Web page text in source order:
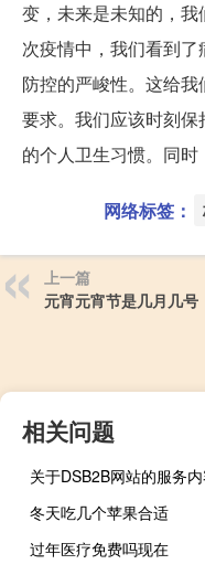
变，未来是未知的，
次疫情中，我们看到
防控的严峻性。这给
要求。我们应该时刻
的个人卫生习惯。同时
网络标签：
上一篇
元宵元宵节是几月几号
相关问题
关于DSB2B网站的服务
冬天吃几个苹果合适
过年医疗免费吗现在